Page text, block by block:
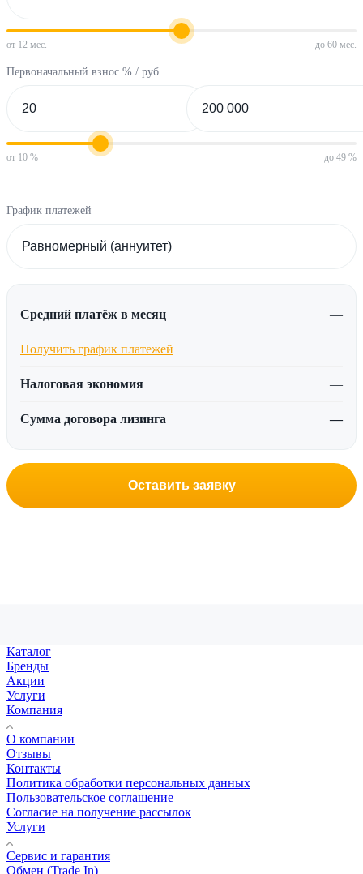
от 12 мес. до 60 мес.
Первоначальный взнос % / руб.
от 10 % до 49 %
График платежей
Средний платёж в месяц —
Получить график платежей
Налоговая экономия —
Сумма договора лизинга —
Оставить заявку
Каталог
Бренды
Акции
Услуги
Компания
О компании
Отзывы
Контакты
Политика обработки персональных данных
Пользовательское соглашение
Согласие на получение рассылок
Услуги
Сервис и гарантия
Обмен (Trade In)